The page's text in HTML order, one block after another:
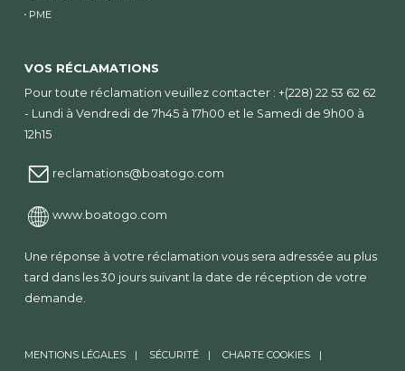
PME
VOS RÉCLAMATIONS
Pour toute réclamation veuillez contacter : +(228) 22 53 62 62
- Lundi à Vendredi de 7h45 à 17h00 et le Samedi de 9h00 à
12h15
reclamations@boatogo.com
www.boatogo.com
Une réponse à votre réclamation vous sera adressée au plus
tard dans les 30 jours suivant la date de réception de votre
demande.
MENTIONS LÉGALES SÉCURITÉ CHARTE COOKIES